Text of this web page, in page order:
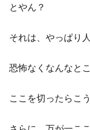
とやん？
それは、やっぱり
恐怖なくなんなと
ここを切ったらこ